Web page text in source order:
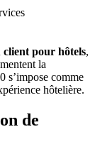
client pour hôtels,
la
s’impose comme
hôtelière.
de